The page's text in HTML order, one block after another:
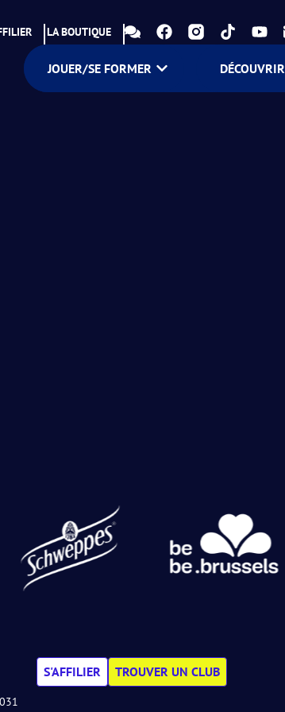
LA BOUTIQUE
JOUER/SE FORMER DÉCOUVRIR
S'AFFILIER TROUVER UN CLUB